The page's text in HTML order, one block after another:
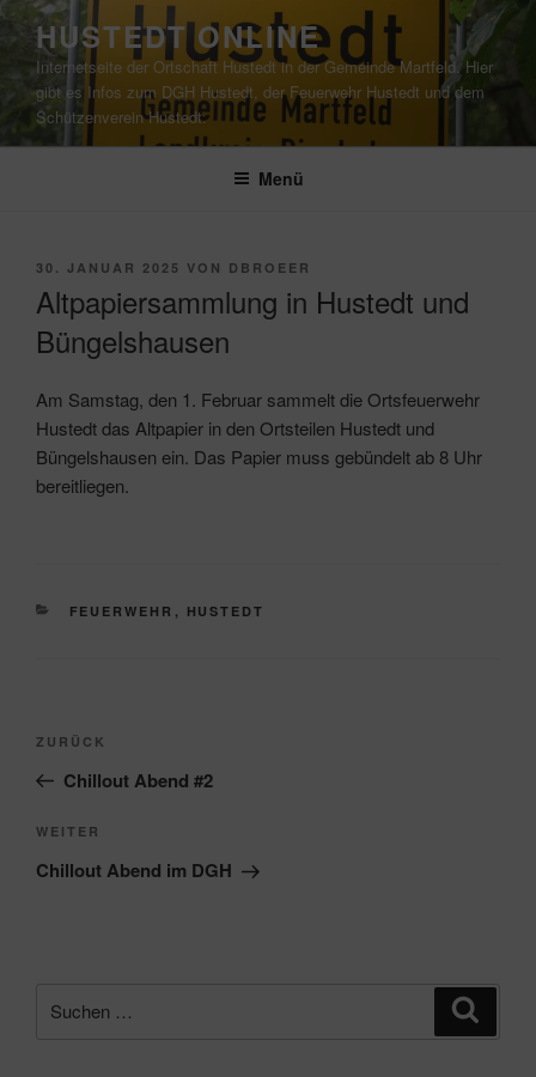
Zum
Inhalt
springen
HUSTEDT ONLINE
Internetseite der Ortschaft Hustedt in der Gemeinde Martfeld. Hier
gibt es Infos zum DGH Hustedt, der Feuerwehr Hustedt und dem
Schützenverein Hustedt.
Menü
VERÖFFENTLICHT
30. JANUAR 2025 VON DBROEER
Altpapiersammlung in Hustedt und
Büngelshausen
Am Samstag, den 1. Februar sammelt die Ortsfeuerwehr
Hustedt das Altpapier in den Ortsteilen Hustedt und
Büngelshausen ein. Das Papier muss gebündelt ab 8 Uhr
bereitliegen.
KATEGORIEN
FEUERWEHR , HUSTEDT
Beitragsnavigation
Vorheriger
Beitrag
ZURÜCK
Chillout Abend #2
Nächster
Beitrag
WEITER
Chillout Abend im DGH
nach: